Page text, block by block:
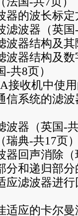
器的波长标
滤波器（英
波器结构及
波器结构及
共8页）
接收机中使
信系统的滤
波器（英国-
瑞典-共17页
器回声消除
分和递归部
应滤波器进
适应的卡尔